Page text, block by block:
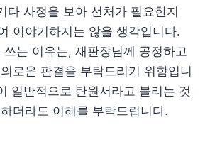
타 사정을 보아 선처가 필요한지
이야기하지는 않을 생각입니다.
는 이유는, 재판장님께 공정하고
로운 판결을 부탁드리기 위함입니
일반적으로 탄원서라고 불리는 것
더라도 이해를 부탁드립니다.